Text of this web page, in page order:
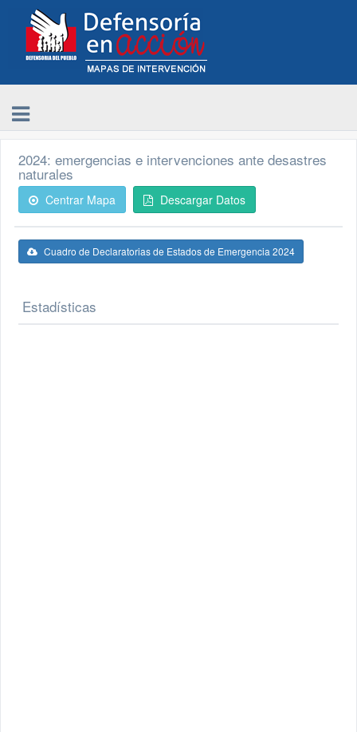
2024: emergencias e intervenciones ante desastres
naturales
Centrar Mapa Descargar Datos
Cuadro de Declaratorias de Estados de Emergencia 2024
Estadísticas